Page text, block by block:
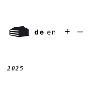
de en + –
2025